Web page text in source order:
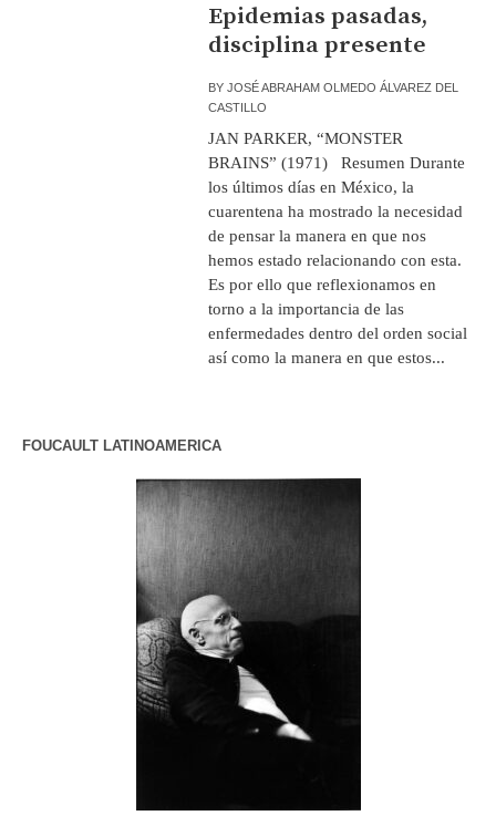
Epidemias pasadas,
disciplina presente
BYJOSÉ ABRAHAM OLMEDO ÁLVAREZ DEL
CASTILLO
JAN PARKER, “MONSTER
BRAINS” (1971) Resumen Durante
los últimos días en México, la
cuarentena ha mostrado la necesidad
de pensar la manera en que nos
hemos estado relacionando con esta.
Es por ello que reflexionamos en
torno a la importancia de las
enfermedades dentro del orden social
así como la manera en que estos...
FOUCAULT LATINOAMERICA